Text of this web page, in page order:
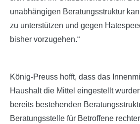
unabhängigen Beratungsstruktur
zu unterstützen und gegen
bisher vorzugehen.“
König-Preuss hofft, dass das
Haushalt die Mittel eingestellt
bereits bestehenden
Beratungsstelle für Betroffene